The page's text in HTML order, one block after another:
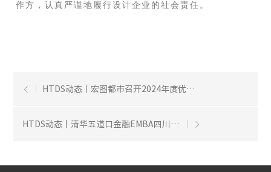
作方，认真严谨地履行设计企业的社会责任。
 HTDS动态丨宏图都市召开2024年度优秀项目评选会
HTDS动态丨清华五道口金融EMBA四川同学会、科企西部同学... 